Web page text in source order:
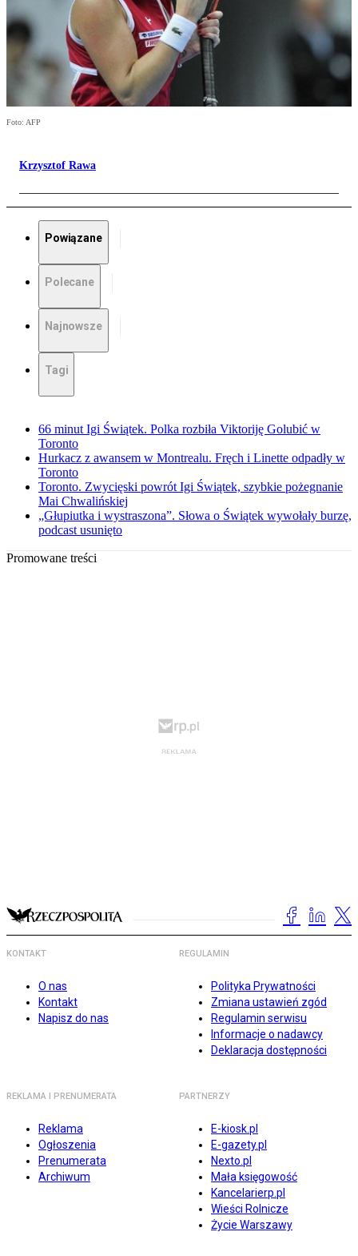
Foto: AFP
Krzysztof Rawa
Powiązane
Polecane
Najnowsze
Tagi
66 minut Igi Świątek. Polka rozbiła Viktoriję Golubić w
Toronto
Hurkacz z awansem w Montrealu. Fręch i Linette odpadły w
Toronto
Toronto. Zwycięski powrót Igi Świątek, szybkie pożegnanie
Mai Chwalińskiej
„Głupiutka i wystraszona”. Słowa o Świątek wywołały burzę,
podcast usunięto
Promowane treści
KONTAKT
O nas
Kontakt
Napisz do nas
REGULAMIN
Polityka Prywatności
Zmiana ustawień zgód
Regulamin serwisu
Informacje o nadawcy
Deklaracja dostępności
REKLAMA I PRENUMERATA
Reklama
Ogłoszenia
Prenumerata
Archiwum
PARTNERZY
E-kiosk.pl
E-gazety.pl
Nexto.pl
Mała księgowość
Kancelarierp.pl
Wieści Rolnicze
Życie Warszawy